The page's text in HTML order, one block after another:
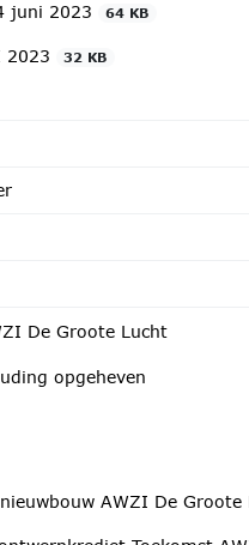
juni 2023 64 KB
2023 32 KB
De Groote Lucht
opgeheven
AWZI De Groote